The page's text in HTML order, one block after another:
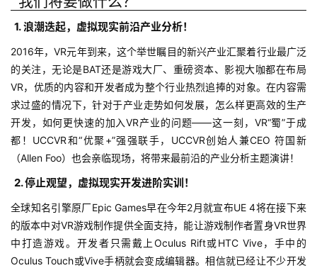
1. 浪潮迭起，虚拟现实前沿产业分析！
2016年，VR元年到来，这个举世瞩目的新兴产业汇聚着行业最广泛
的关注，无论是BAT还是游戏大厂、重磅资本、影视大咖都在布局
VR，优质的内容和开发者成为整个行业热烈追捧的对象。在内容需
求过盛的情况下，针对于产业走势如何发展，怎么样更高效的生产
开发，如何更快速的加入VR产业的问题——这一刻，VR“蜀”于成
都！UCCVR和“优聚+”强强联手，UCCVR创始人兼CEO 符国新
（Allen Foo）也会亲临现场，将带来最前沿的产业分析主题演讲！
2. 停止观望，虚拟现实开发进阶实训！
全球知名引擎原厂Epic Games早在今年2月就宣布UE 4将在接下来
的版本中对VR游戏制作提供全面支持，能让游戏制作者置身VR世界
中打造游戏。开发者只需戴上Oculus Rift或HTC Vive，手中的
Oculus Touch或Vive手柄就会变成编辑器。相信就已经让不少开发